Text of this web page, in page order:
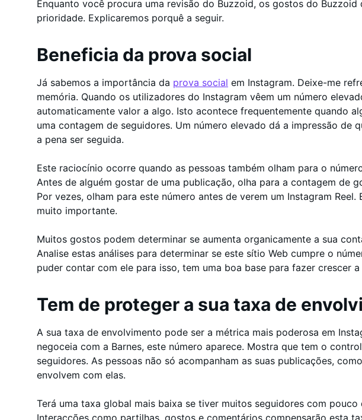
Enquanto você procura uma revisão do Buzzoid, os gostos do Buzzoid
prioridade. Explicaremos porquê a seguir.
Beneficia da prova social
Já sabemos a importância da prova social em Instagram. Deixe-me
memória. Quando os utilizadores do Instagram vêem um número
automaticamente valor a algo. Isto acontece frequentemente quando
uma contagem de seguidores. Um número elevado dá a impressão de
a pena ser seguida.
Este raciocínio ocorre quando as pessoas também olham para o
Antes de alguém gostar de uma publicação, olha para a contagem de
Por vezes, olham para este número antes de verem um Instagram Reel.
muito importante.
Muitos gostos podem determinar se aumenta organicamente a sua
Analise estas análises para determinar se este sítio Web cumpre o
puder contar com ele para isso, tem uma boa base para fazer crescer a
Tem de proteger a sua taxa de
A sua taxa de envolvimento pode ser a métrica mais poderosa em
negoceia com a Barnes, este número aparece. Mostra que tem o
seguidores. As pessoas não só acompanham as suas publicações,
envolvem com elas.
Terá uma taxa global mais baixa se tiver muitos seguidores com pouco
Interacções como partilhas, gostos e comentários compensarão esta